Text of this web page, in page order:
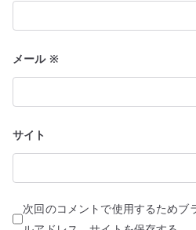
メール ※
サイト
次回のコメントで使用するためブ